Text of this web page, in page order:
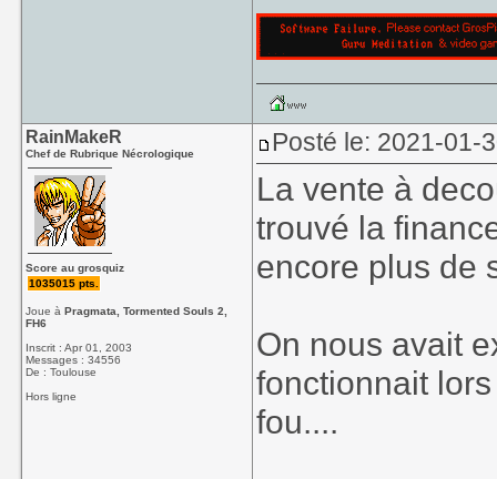
RainMakeR
Chef de Rubrique Nécrologique
Score au grosquiz
1035015 pts.
Joue àPragmata, Tormented Souls 2,
FH6
Inscrit : Apr 01, 2003
Messages : 34556
De : Toulouse
Hors ligne
Posté le: 2021-01-
La vente à
trouvé la
encore plus de
On nous avait
fonctionnait
fou....